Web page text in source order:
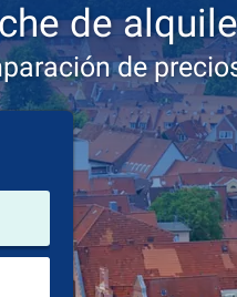
de
de
lugar de alquiler
Lugar de devolución